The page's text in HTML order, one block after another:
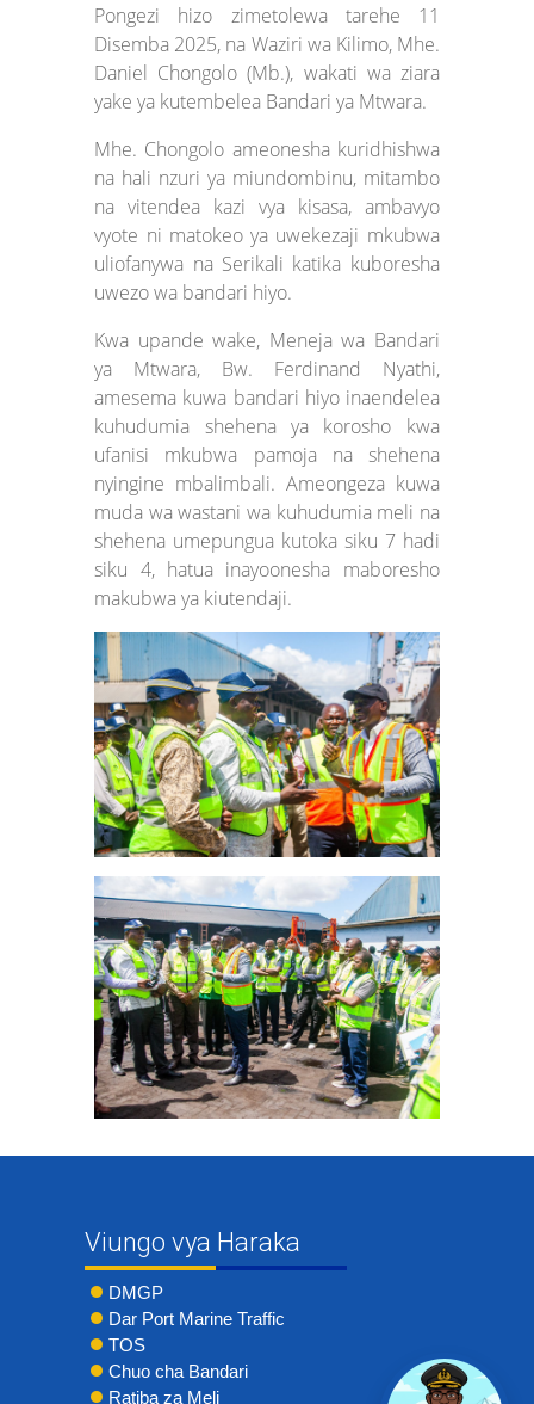
Pongezi hizo zimetolewa tarehe 11
Disemba 2025, na Waziri wa Kilimo, Mhe.
Daniel Chongolo (Mb.), wakati wa ziara
yake ya kutembelea Bandari ya Mtwara.
Mhe. Chongolo ameonesha kuridhishwa
na hali nzuri ya miundombinu, mitambo
na vitendea kazi vya kisasa, ambavyo
vyote ni matokeo ya uwekezaji mkubwa
uliofanywa na Serikali katika kuboresha
uwezo wa bandari hiyo.
Kwa upande wake, Meneja wa Bandari
ya Mtwara, Bw. Ferdinand Nyathi,
amesema kuwa bandari hiyo inaendelea
kuhudumia shehena ya korosho kwa
ufanisi mkubwa pamoja na shehena
nyingine mbalimbali. Ameongeza kuwa
muda wa wastani wa kuhudumia meli na
shehena umepungua kutoka siku 7 hadi
siku 4, hatua inayoonesha maboresho
makubwa ya kiutendaji.
Viungo vya Haraka
DMGP
Dar Port Marine Traffic
TOS
Chuo cha Bandari
Ratiba za Meli